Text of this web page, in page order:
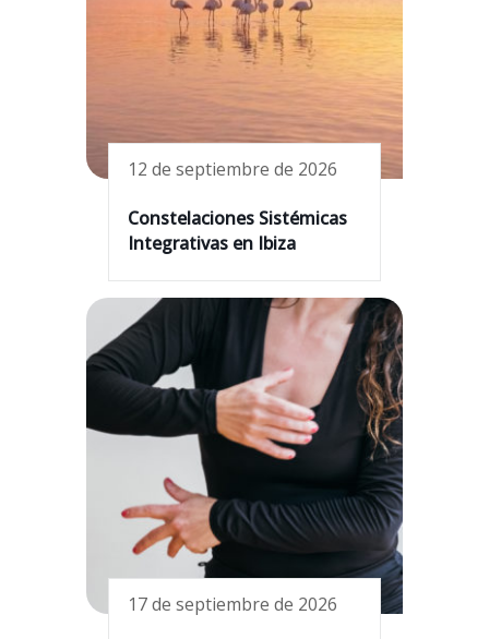
12 de septiembre de 2026
Constelaciones Sistémicas
Integrativas en Ibiza
17 de septiembre de 2026